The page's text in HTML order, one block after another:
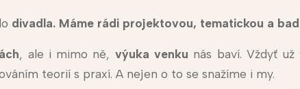
divadla. Máme rádi projektovou, tematickou a
, ale i mimo ně, výuka venku nás baví. Vždyť
teorií s praxí. A nejen o to se snažíme i my.